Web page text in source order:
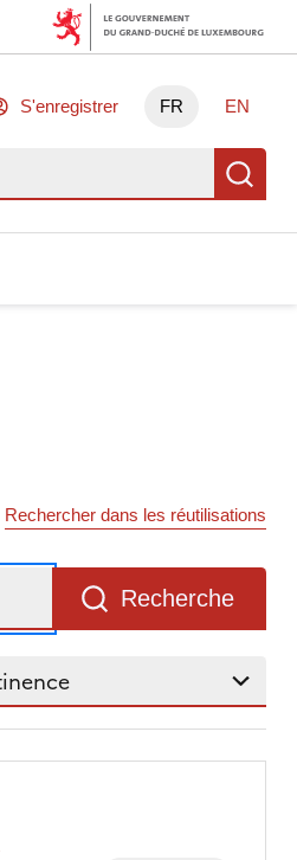
S'enregistrer FR EN
Rechercher dans les réutilisations
Recherche